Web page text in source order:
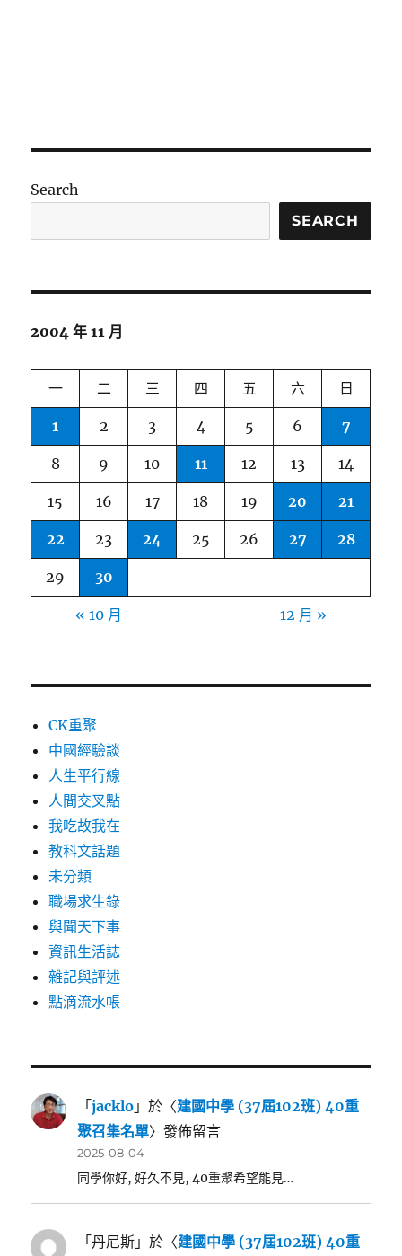
Search
SEARCH
2004 年 11 月
一 二 三 四 五 六 日
1 2 3 4 5 6 7
8 9 10 11 12 13 14
15 16 17 18 19 20 21
22 23 24 25 26 27 28
29 30
« 10 月 12 月 »
CK重聚
中國經驗談
人生平行線
人間交叉點
我吃故我在
教科文話題
未分類
職場求生錄
與聞天下事
資訊生活誌
雜記與評述
點滴流水帳
「jacklo 」於〈建國中學 (37屆102班) 40重
聚召集名單〉發佈留言
2025-08-04
同學你好, 好久不見, 40重聚希望能見…
「丹尼斯 」於〈建國中學 (37屆102班) 40重